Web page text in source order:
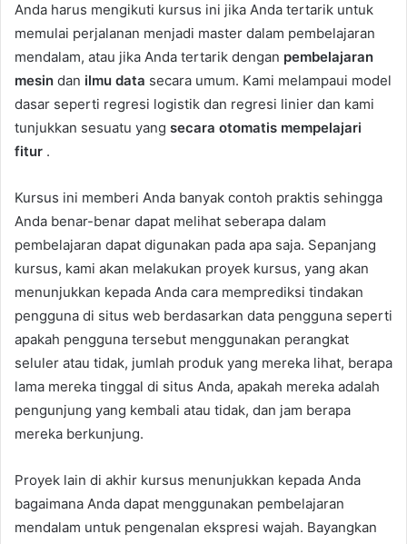
Anda harus mengikuti kursus ini jika Anda tertarik untuk
memulai perjalanan menjadi master dalam pembelajaran
mendalam, atau jika Anda tertarik dengan pembelajaran
mesin dan ilmu data secara umum. Kami melampaui model
dasar seperti regresi logistik dan regresi linier dan kami
tunjukkan sesuatu yang secara otomatis mempelajari
fitur .
Kursus ini memberi Anda banyak contoh praktis sehingga
Anda benar-benar dapat melihat seberapa dalam
pembelajaran dapat digunakan pada apa saja. Sepanjang
kursus, kami akan melakukan proyek kursus, yang akan
menunjukkan kepada Anda cara memprediksi tindakan
pengguna di situs web berdasarkan data pengguna seperti
apakah pengguna tersebut menggunakan perangkat
seluler atau tidak, jumlah produk yang mereka lihat, berapa
lama mereka tinggal di situs Anda, apakah mereka adalah
pengunjung yang kembali atau tidak, dan jam berapa
mereka berkunjung.
Proyek lain di akhir kursus menunjukkan kepada Anda
bagaimana Anda dapat menggunakan pembelajaran
mendalam untuk pengenalan ekspresi wajah. Bayangkan